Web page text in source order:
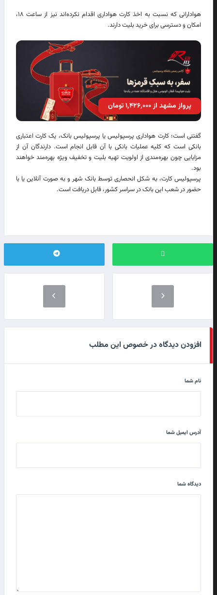
هوادارانی که نسبت به اخذ کارت هواداری اقدام نکرده‌اند نیز از ساعت ۱۸،
امکان و دسترسی برای خرید بلیت دارند.
پرواز مشهد از ۱٬۴۲۶٬۰۰۰ تومان
گفتنی است؛ کارت هواداری پرسپولیس یا پرسپولیس بانک، یک کارت اعتباری
بانکی است که کلیه عملیات بانکی با آن قابل انجام است. دارندگان آن از
مزایایی چون بهره‌مندی از اولویت تهیه بلیت و تخفیف ویژه بهره‌مند خواهند
بود.
پرسپولیس کارت، به شکل انحصاری توسط بانک شهر و به صورت آنلاین یا با
حضور در شعب این بانک در سراسر کشور، قابل دریافت است.
افزودن دیدگاه در خصوص این مطلب
نام شما
آدرس ایمیل شما
دیدگاه شما